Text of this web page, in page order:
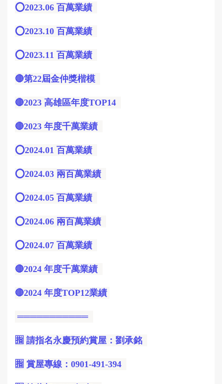
⭕️2023.06 百萬業績
⭕️2023.10 百萬業績
⭕️2023.11 百萬業績
🔴第22屆金仲獎楷模
🔴2023 高雄區年度TOP14
🔴2023 年度千萬業績
⭕️2024.01 百萬業績
⭕️2024.03 兩百萬業績
⭕️2024.05 百萬業績
⭕️2024.06 兩百萬業績
⭕️2024.07 百萬業績
🔴2024 年度千萬業績
🔴2024 年度TOP12業績
═══════════
🈯️ 請指名永慶預約賞屋：劉承銘
🈯️ 賞屋專線：0901-491-394